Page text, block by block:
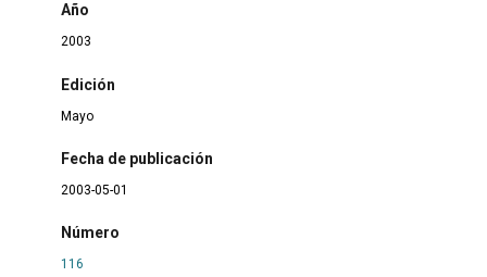
Año
2003
Edición
Mayo
Fecha de publicación
2003-05-01
Número
116